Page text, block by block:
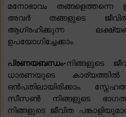
മനോഭാവം തങ്ങളെത്തന്നെ
അവർ തങ്ങളുടെ
ആഗ്രഹിക്കുന്ന
ഉപയോഗിച്ചേക്കാം.
പ്രണയബന്ധം-നിങ്ങളുടെ
ധാരണയുടെ
ഒൻപതിലായിരിക്കാം.
സീസൺ നിങ്ങളുടെ
നിങ്ങളുടെ ജീവിത